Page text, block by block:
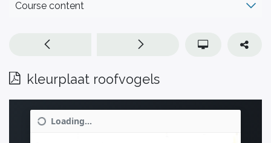
Course content
kleurplaat roofvogels